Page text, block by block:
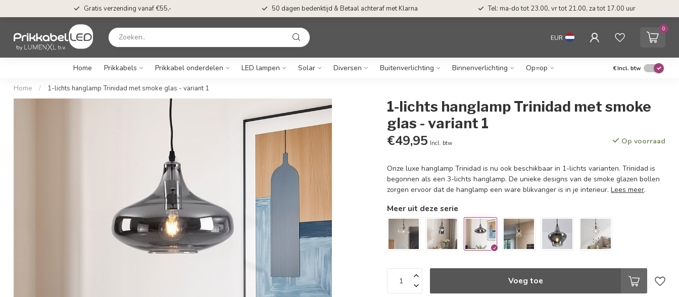
Gratis verzending vanaf €55,- 50 dagen bedenktijd & Betaal achteraf met Klarna Tel: ma-do tot 23.00, vr tot 21.00, za tot 17.00 uur
EUR
0
Home Prikkabels Prikkabel onderdelen LED lampen Solar Diversen Buitenverlichting Binnenverlichting Op=op €Incl. btw
Home / 1-lichts hanglamp Trinidad met smoke glas - variant 1
1-lichts hanglamp Trinidad met smoke
glas - variant 1
€49,95 Incl. btw Op voorraad
Onze luxe hanglamp Trinidad is nu ook beschikbaar in 1-lichts varianten. Trinidad is
begonnen als een 3-lichts hanglamp. De unieke designs van de smoke glazen bollen
zorgen ervoor dat de hanglamp een ware blikvanger is in je interieur.Lees meer.
Meer uit deze serie
Voeg toe